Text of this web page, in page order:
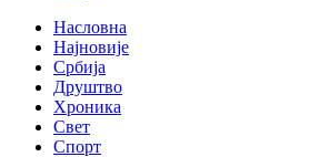
Насловна
Најновије
Србија
Друштво
Хроника
Свет
Спорт